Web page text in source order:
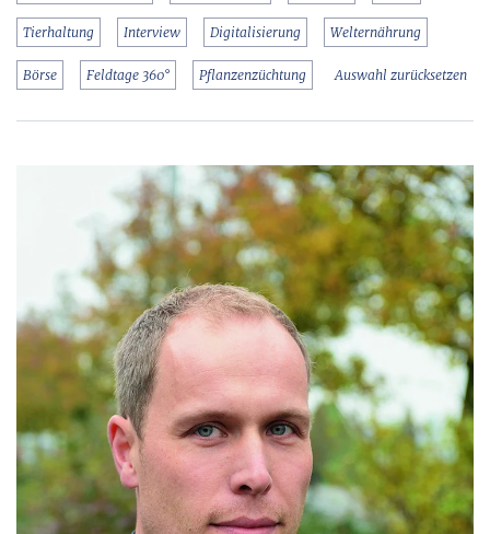
Tierhaltung Interview Digitalisierung Welternährung
Börse Feldtage 360° Pflanzenzüchtung Auswahl zurücksetzen